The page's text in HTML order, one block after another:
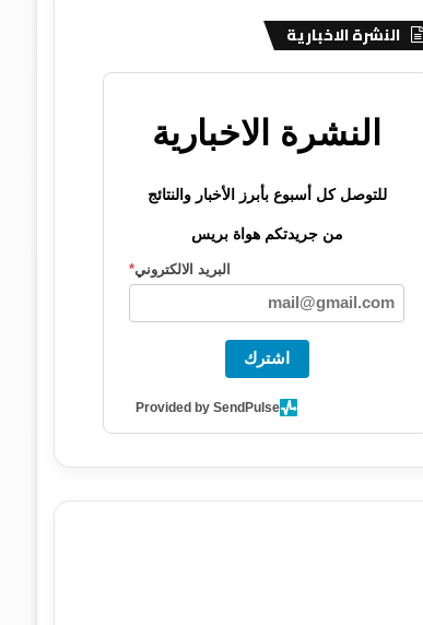
النشرة الاخبارية
النشرة الاخبارية
للتوصل كل أسبوع بأبرز الأخبار والنتائج
من جريدتكم هواة بريس
البريد الالكتروني*
اشترك
Provided by SendPulse